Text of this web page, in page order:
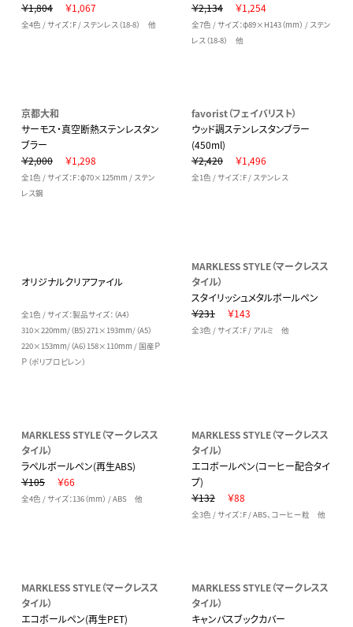
￥1,804
￥1,067
全4色 / サイズ：F / ステンレス（18-8） 他
￥2,134
￥1,254
全7色 / サイズ：φ89×H143（mm） / ステン
レス（18-8） 他
京都大和
サーモス・真空断熱ステンレスタン
ブラー
￥2,000
￥1,298
全1色 / サイズ：F：φ70×125mm / ステン
レス鋼
favorist（フェイバリスト）
ウッド調ステンレスタンブラー
(450ml)
￥2,420
￥1,496
全1色 / サイズ：F / ステンレス
オリジナルクリアファイル
全1色 / サイズ：製品サイズ：（A4）
310×220mm/（B5）271×193mm/（A5）
220×153mm/（A6）158×110mm / 国産Ｐ
Ｐ（ポリプロピレン）
MARKLESS STYLE（マークレスス
タイル）
スタイリッシュメタルボールペン
￥231
￥143
全3色 / サイズ：F / アルミ 他
MARKLESS STYLE（マークレスス
タイル）
ラペルボールペン(再生ABS)
￥105
￥66
全4色 / サイズ：136（mm） / ABS 他
MARKLESS STYLE（マークレスス
タイル）
エコボールペン(コーヒー配合タイ
プ)
￥132
￥88
全3色 / サイズ：F / ABS、コーヒー粒 他
MARKLESS STYLE（マークレスス
タイル）
エコボールペン(再生PET)
MARKLESS STYLE（マークレスス
タイル）
キャンバスブックカバー